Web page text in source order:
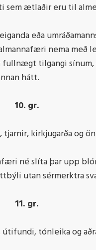
ætlaðir eru til
eða
nema
tilgangi
hátt.
10. gr.
kirkjugarða og
né slíta þar upp
utan sérmerktra
11. gr.
tónleika og